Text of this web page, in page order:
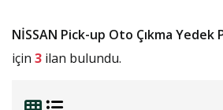
NİSSAN Pick-up Oto Çıkma Yedek
için 3 ilan bulundu.